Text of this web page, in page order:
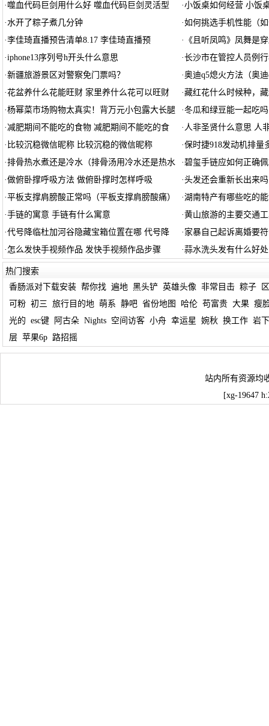
· 噬血代码巨剑用什么好 噬血代码巨剑灵活型 ·小饭桌如何经营 小饭
·水开了粽子煮几分钟 ·如何挑选手机性能（
·李佳琦直播预告清单8.17 李佳琦直播预 · 《且听凤鸣》凤舞是
·iphone13序列号h开头什么意思 ·长沙市在管控人员例
·新疆旅游景区对警察免门票吗？ ·奥迪q5熄火方法（奥
·花盆养什么花能旺财 家里养什么花可以旺财 ·藏红花什么时候种，
·杨幂菜市场购物太真实！背万元小包露大长腿 ·冬瓜和绿豆能一起吃吗
· 减肥期间不能吃的食物 减肥期间不能吃的食 · 人非圣贤什么意思 人
· 比较沉稳微信昵称 比较沉稳的微信昵称 ·保时捷918发动机排量
·排骨热水煮还是冷水（排骨汤用冷水还是热水 ·碧玺手链应如何正确
·做俯卧撑呼吸方法 做俯卧撑时怎样呼吸 ·头发还会重新长出来吗
·平板支撑肩膀酸正常吗（平板支撑肩膀酸痛） ·湖南特产有哪些吃的
·手链的寓意 手链有什么寓意 ·黄山旅游的主要交通
·代号降临杜加河谷隐藏宝箱位置在哪 代号降 · 家暴自己起诉离婚要
· 怎么发快手视频作品 发快手视频作品步骤 ·蒜水洗头发有什么好处
热门搜索
香肠派对下载安装 帮你找 遍地 黑头铲 英雄头像 非常目击 粽子
可粉 初三 旅行目的地 萌系 静吧 省份地图 哈伦 苟富贵 大果 瘦
光的 esc键 阿古朵 Nights 空间访客 小舟 幸运星 婉秋 换工作 岩下
层 苹果6p 路招摇
站内所有资源均
[xg-19647